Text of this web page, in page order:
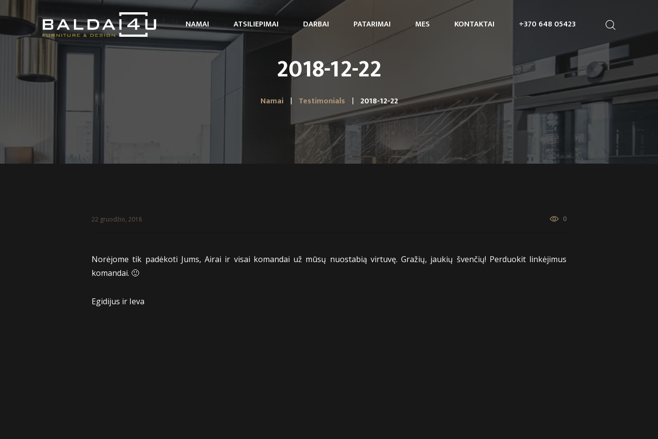
NAMAI ATSILIEPIMAI DARBAI PATARIMAI MES KONTAKTAI +370 648 05423
2018-12-22
Namai Testimonials 2018-12-22
22 gruodžio, 2018 0
Norėjome tik padėkoti Jums, Airai ir visai komandai už mūsų nuostabią virtuvę. Gražių, jaukių švenčių! Perduokit linkėjimus
komandai. 🙂
Egidijus ir Ieva